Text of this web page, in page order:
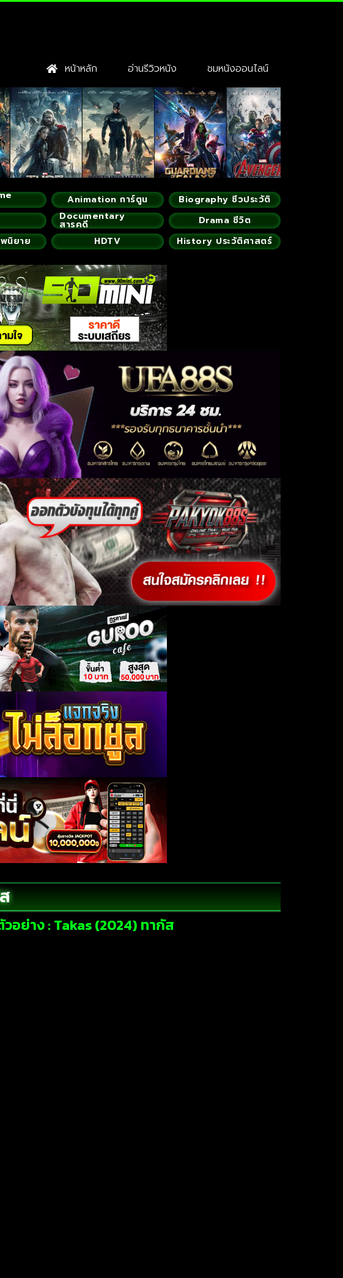
หน้าหลัก อ่านรีวิวหนัง ชมหนังออนไลน์
Animation การ์ตูน
Biography ชีวประวัติ
Documentary
สารคดี
Drama ชีวิต
นิยาย HDTV History ประวัติศาสตร์
อย่าง : Takas (2024) ทากัส